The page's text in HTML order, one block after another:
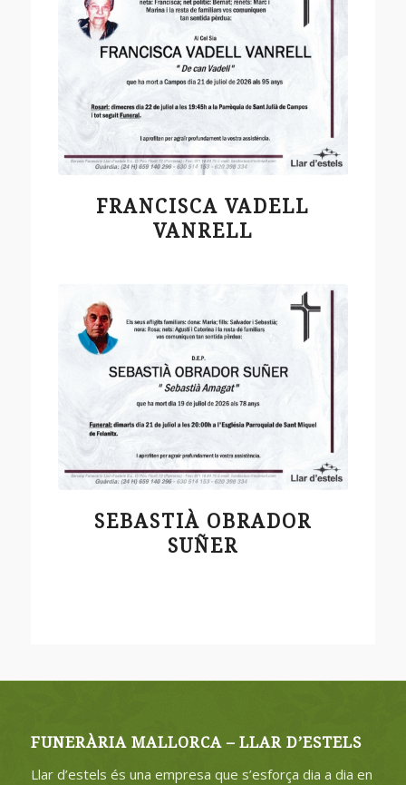
FRANCISCA VADELL
VANRELL
SEBASTIÀ OBRADOR
SUÑER
FUNERÀRIA MALLORCA – LLAR D’ESTELS
Llar d’estels és una empresa que s’esforça dia a dia en